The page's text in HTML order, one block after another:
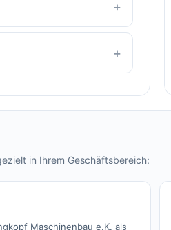
in Ihrem Geschäftsbereich:
Maschinenbau e.K. als